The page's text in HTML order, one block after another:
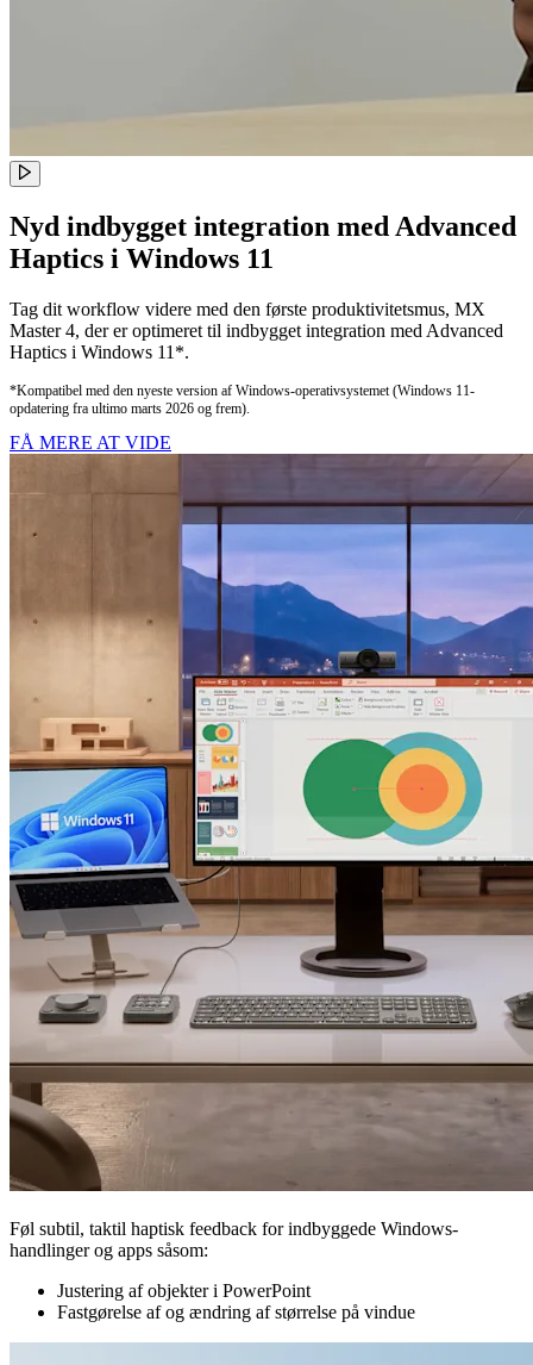
Nyd indbygget integration med Advanced
Haptics i Windows 11
Tag dit workflow videre med den første produktivitetsmus, MX
Master 4, der er optimeret til indbygget integration med Advanced
Haptics i Windows 11*.
*Kompatibel med den nyeste version af Windows-operativsystemet (Windows 11-
opdatering fra ultimo marts 2026 og frem).
FÅ MERE AT VIDE
Føl subtil, taktil haptisk feedback for indbyggede Windows-
handlinger og apps såsom:
Justering af objekter i PowerPoint
Fastgørelse af og ændring af størrelse på vindue